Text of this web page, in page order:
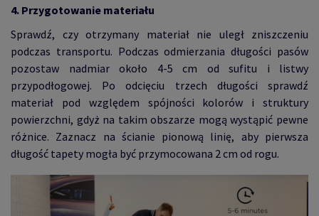
4. Przygotowanie materiału
Sprawdź, czy otrzymany materiał nie uległ zniszczeniu
podczas transportu. Podczas odmierzania długości pasów
pozostaw nadmiar około 4-5 cm od sufitu i listwy
przypodłogowej. Po odcięciu trzech długości sprawdź
materiał pod względem spójności kolorów i struktury
powierzchni, gdyż na takim obszarze mogą wystąpić pewne
różnice. Zaznacz na ścianie pionową linię, aby pierwsza
długość tapety mogła być przymocowana 2 cm od rogu.